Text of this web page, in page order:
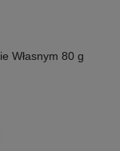
Własnym 80 g